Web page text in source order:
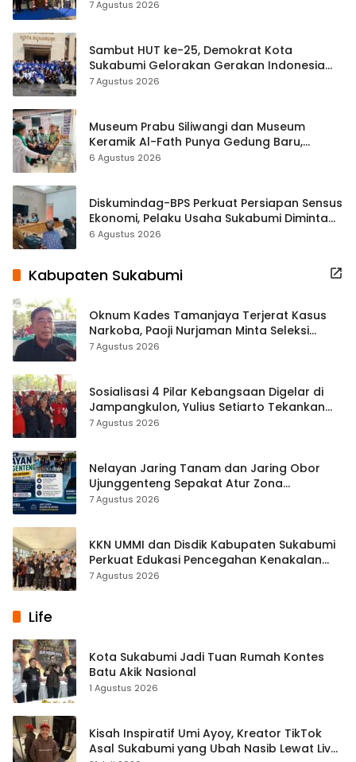
Tradisional
7 Agustus 2026
Sambut HUT ke-25, Demokrat Kota
Sukabumi Gelorakan Gerakan Indonesia
ASRI Lewat Aksi Bersih Masjid Agung
7 Agustus 2026
Museum Prabu Siliwangi dan Museum
Keramik Al-Fath Punya Gedung Baru,
Hampir 500 Koleksi Dipisahkan
6 Agustus 2026
Diskumindag-BPS Perkuat Persiapan Sensus
Ekonomi, Pelaku Usaha Sukabumi Diminta
Terbuka Beri Data
6 Agustus 2026
Kabupaten Sukabumi
Oknum Kades Tamanjaya Terjerat Kasus
Narkoba, Paoji Nurjaman Minta Seleksi
Calon Kades Diperketat
7 Agustus 2026
Sosialisasi 4 Pilar Kebangsaan Digelar di
Jampangkulon, Yulius Setiarto Tekankan
Pentingnya Persatuan
7 Agustus 2026
Nelayan Jaring Tanam dan Jaring Obor
Ujunggenteng Sepakat Atur Zona
Penangkapan
7 Agustus 2026
KKN UMMI dan Disdik Kabupaten Sukabumi
Perkuat Edukasi Pencegahan Kenakalan
Remaja di SMPN 2 Tegalbuleud
7 Agustus 2026
Life
Kota Sukabumi Jadi Tuan Rumah Kontes
Batu Akik Nasional
1 Agustus 2026
Kisah Inspiratif Umi Ayoy, Kreator TikTok
Asal Sukabumi yang Ubah Nasib Lewat Live